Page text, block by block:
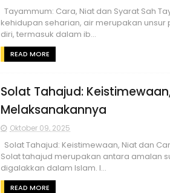
Tayammum: Cara, Niat dan Syarat Sah
kehidupan seharian, air merupakan unsur
diri, termasuk dalam ib...
READ MORE
Solat Tahajud:
Melaksanakannya
Oktober 09, 2025
Solat Tahajud: Keistimewaan, Niat dan
Solat tahajud merupakan antara amalan
digalakkan dalam Islam. I...
READ MORE